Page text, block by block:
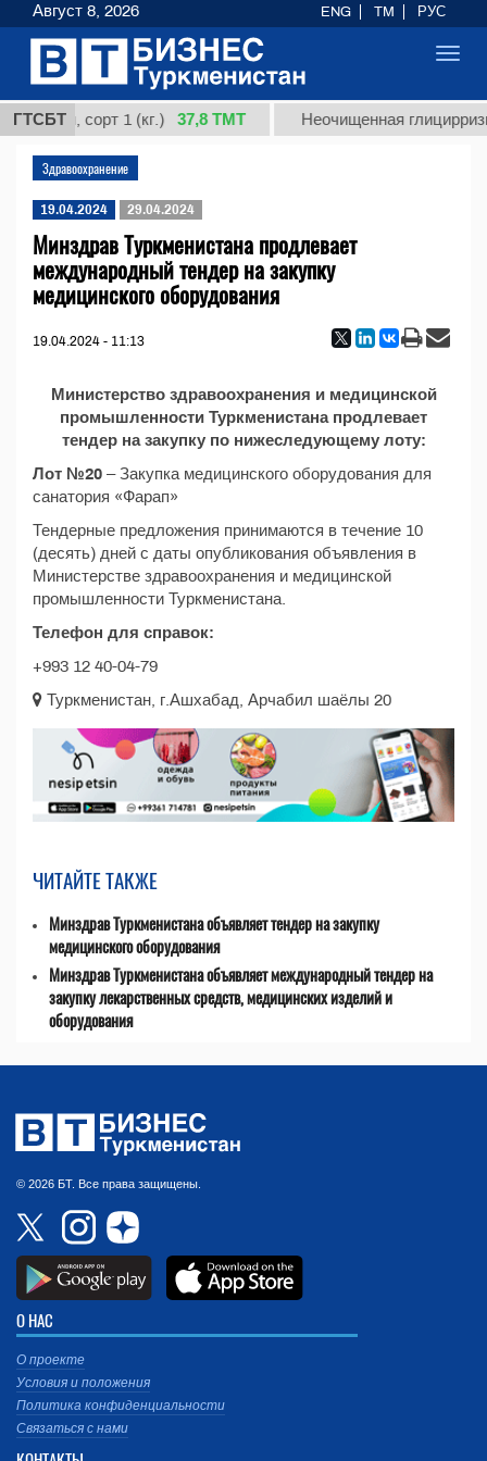
ГТСБТ сорт 1 (кг.) 37,8 ТМТ Неочищенная
Здравоохранение
19.04.2024 29.04.2024
Минздрав Туркменистана продлевает
международный тендер на закупку
медицинского оборудования
19.04.2024 - 11:13
Министерство здравоохранения и медицинской
промышленности Туркменистана продлевает
тендер на закупку по нижеследующему лоту:
Лот №20 – Закупка медицинского оборудования для
санатория «Фарап»
Тендерные предложения принимаются в течение 10
(десять) дней с даты опубликования объявления в
Министерстве здравоохранения и медицинской
промышленности Туркменистана.
Телефон для справок:
+993 12 40-04-79
Туркменистан, г.Ашхабад, Арчабил шаёлы 20
ЧИТАЙТЕ ТАКЖЕ
Минздрав Туркменистана объявляет тендер на закупку
медицинского оборудования
Минздрав Туркменистана объявляет международный тендер на
закупку лекарственных средств, медицинских изделий и
оборудования
© 2026 БТ. Все права защищены.
О НАС
О проекте
Условия и положения
Политика конфиденциальности
Связаться с нами
Август 8, 2026 ENG TM РУС